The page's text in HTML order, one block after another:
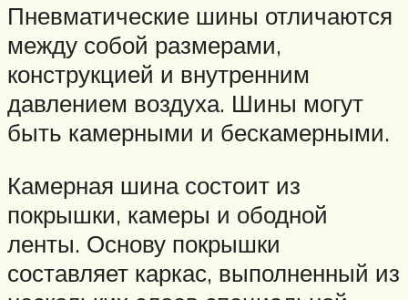
Пневматические шины отличаются
между собой размерами,
конструкцией и внутренним
давлением воздуха. Шины могут
быть камерными и бескамерными.
Камерная шина состоит из
покрышки, камеры и ободной
ленты. Основу покрышки
составляет каркас, выполненный из